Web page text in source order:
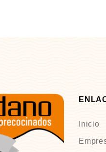
Inicio